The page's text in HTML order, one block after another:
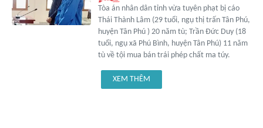
Tòa án nhân dân tỉnh vừa tuyên phạt bị cáo
Thái Thành Lâm (29 tuổi, ngụ thị trấn Tân Phú,
huyện Tân Phú ) 20 năm tù; Trần Đức Duy (18
tuổi, ngụ xã Phú Bình, huyện Tân Phú) 11 năm
tù về tội mua bán trái phép chất ma túy.
XEM THÊM